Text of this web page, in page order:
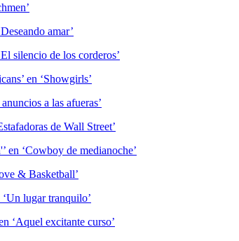
amar’
silencio de los corderos’
en ‘Showgirls’
a las afueras’
de Wall Street’
en ‘Cowboy de medianoche’
& Basketball’
‘Un lugar tranquilo’
‘Aquel excitante curso’